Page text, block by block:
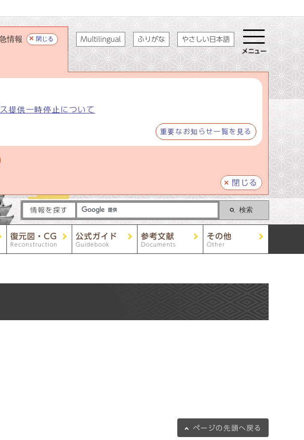
情報 閉じる
提供一時停止について
重要なお知らせ一覧を見る
閉じる
Multilingual ふりがな やさしい日本語
メニュー
情報を探す 検索
復元図・CG
Reconstruction
公式ガイド
Guidebook
参考文献
Documents
その他
Other
ページの 先頭へ戻る